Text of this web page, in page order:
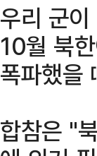
우리 군
10월 북
폭파했을
합참은 "